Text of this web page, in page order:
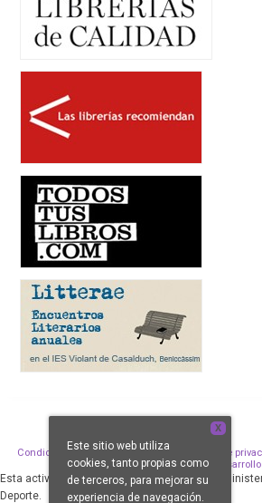
Condiciones de venta Aviso legal Política de
Política de Cookies
Esta actividad ha sido subvencionada por el
Deporte.
X
Este sitio web utiliza
cookies, tanto propias como
de terceros, para mejorar su
experiencia de navegación.